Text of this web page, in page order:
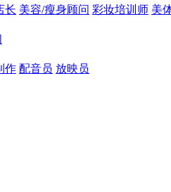
长 美容/瘦身顾问 彩妆培训师 美
作 配音员 放映员